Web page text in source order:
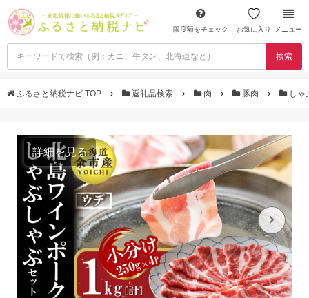
限度額をチェック お気に入り メニュー
検索
ふるさと納税ナビ TOP 返礼品検索 肉 豚肉 しゃ
詳細を見る